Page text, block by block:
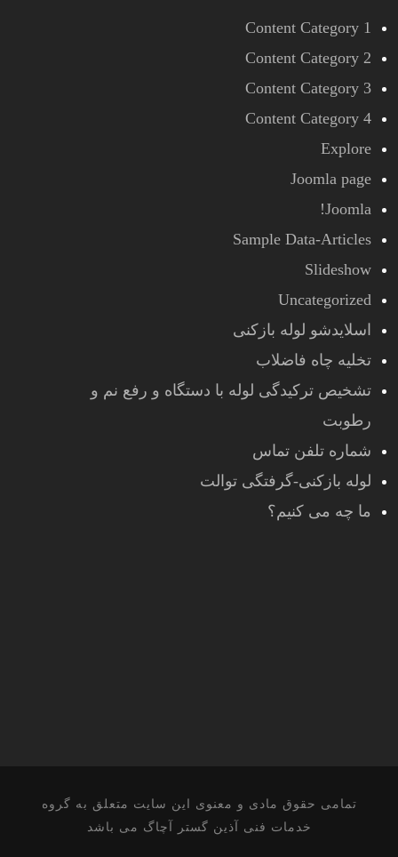
Content Category 1
Content Category 2
Content Category 3
Content Category 4
Explore
Joomla page
Joomla!
Sample Data-Articles
Slideshow
Uncategorized
اسلایدشو لوله بازکنی
تخلیه چاه فاضلاب
تشخیص ترکیدگی لوله با دستگاه و رفع نم و
رطوبت
شماره تلفن تماس
لوله بازکنی-گرفتگی توالت
ما چه می کنیم؟
تمامی حقوق مادی و معنوی این سایت متعلق به گروه
خدمات فنی آذین گستر آچاگ می باشد